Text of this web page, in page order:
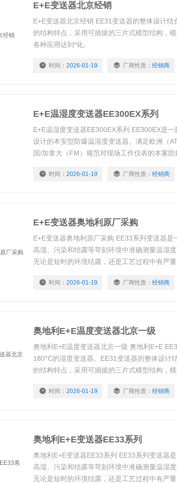
E+E变送器北京经销
E+E变送器北京经销 EE31变送器的整体设计结
的结构特点，采用可插拔的三片式模型结构，
各种应用达到*化。
时间： 2026-01-19 厂商性质： 经销商
E+E温湿度变送器EE300EX系列
E+E温湿度变送器EE300EX系列 EE300EX是
设计的本安型防爆温湿度变送器。满足欧洲（
国/加拿大（FM）规范对现场工作仪表的本案
装理念促进了测量部分的简便安装和快速更换
时间： 2026-01-19 厂商性质： 经销商
E+E变送器奥地利原厂采购
E+E变送器奥地利原厂采购 EE33系列变送器是
高湿、污染和结露等苛刻环境中准确测量温湿度
无论是短时的环境结露，还是工艺过程中有严
地测量被测气体中的温度、相对湿度、露点温
时间： 2026-01-19 厂商性质： 经销商
奥地利E+E温度变送器北京一级
奥地利E+E温度变送器北京一级 奥地利E+E
180°C的湿度变送器。EE31变送器的整体设计
的结构特点，采用可插拔的三片式模型结构，
时间： 2026-01-19 厂商性质： 经销商
奥地利E+E变送器EE33系列
奥地利E+E变送器EE33系列 EE33系列变送器是
高湿、污染和结露等苛刻环境中准确测量温湿度
无论是短时的环境结露，还是工艺过程中有严